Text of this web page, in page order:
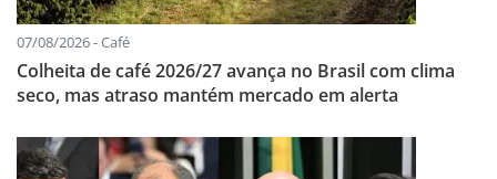
07/08/2026 - Café
Colheita de café 2026/27 avança no Brasil com clima
seco, mas atraso mantém mercado em alerta